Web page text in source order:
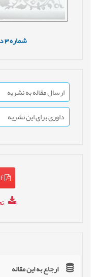
شماره3
ارسال مقاله به نشریه
داوری برای این نشریه
PDF
ارجاع به این مقاله